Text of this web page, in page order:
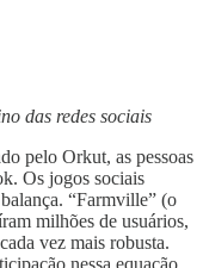
das redes sociais
pelo Orkut, as pessoas
Os jogos sociais
“Farmville” (o
milhões de usuários,
vez mais robusta.
nessa equação,